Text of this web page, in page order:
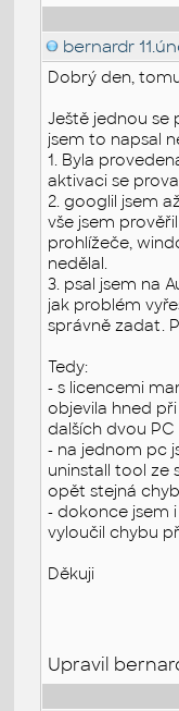
bernardr
Dobrý den,
Ještě jednou se
jsem to napsal
1. Byla
aktivaci se
2. googlil jsem
vše jsem
prohlížeče,
nedělal.
3. psal jsem na
jak problém
správně zadat.
Tedy:
- s licencemi
objevila hned
dalších dvou PC
- na jednom pc
uninstall tool ze
opět stejná
- dokonce jsem
vyloučil chybu
Děkuji
Upravil